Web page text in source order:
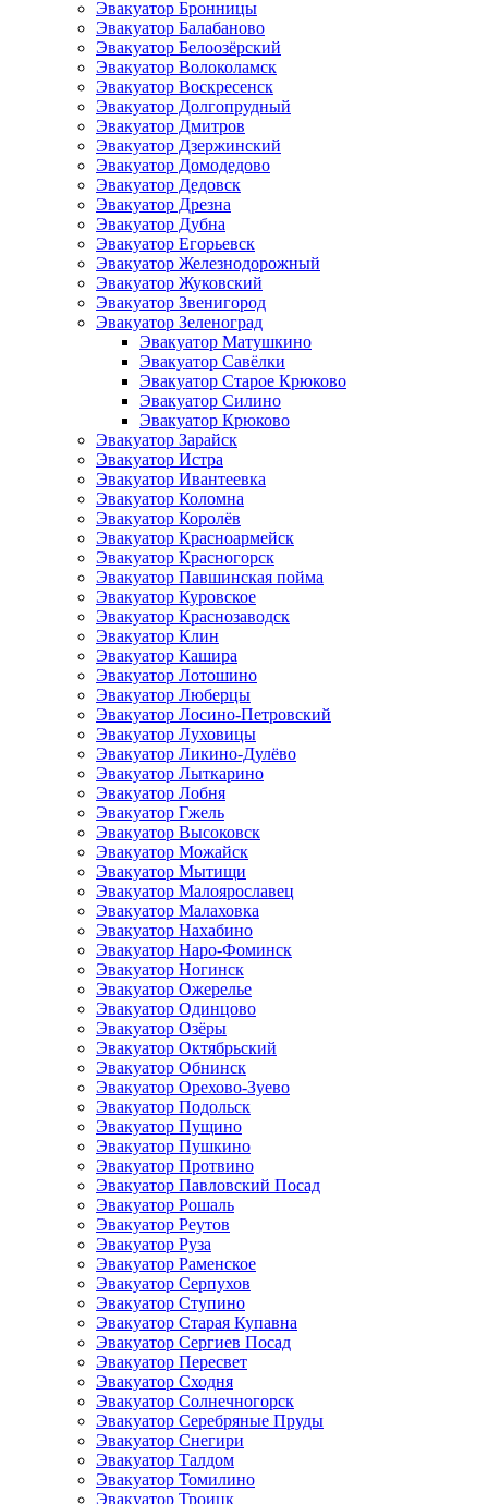
Эвакуатор Бронницы
Эвакуатор Балабаново
Эвакуатор Белоозёрский
Эвакуатор Волоколамск
Эвакуатор Воскресенск
Эвакуатор Долгопрудный
Эвакуатор Дмитров
Эвакуатор Дзержинский
Эвакуатор Домодедово
Эвакуатор Дедовск
Эвакуатор Дрезна
Эвакуатор Дубна
Эвакуатор Егорьевск
Эвакуатор Железнодорожный
Эвакуатор Жуковский
Эвакуатор Звенигород
Эвакуатор Зеленоград
Эвакуатор Матушкино
Эвакуатор Савёлки
Эвакуатор Старое Крюково
Эвакуатор Силино
Эвакуатор Крюково
Эвакуатор Зарайск
Эвакуатор Истра
Эвакуатор Ивантеевка
Эвакуатор Коломна
Эвакуатор Королёв
Эвакуатор Красноармейск
Эвакуатор Красногорск
Эвакуатор Павшинская пойма
Эвакуатор Куровское
Эвакуатор Краснозаводск
Эвакуатор Клин
Эвакуатор Кашира
Эвакуатор Лотошино
Эвакуатор Люберцы
Эвакуатор Лосино-Петровский
Эвакуатор Луховицы
Эвакуатор Ликино-Дулёво
Эвакуатор Лыткарино
Эвакуатор Лобня
Эвакуатор Гжель
Эвакуатор Высоковск
Эвакуатор Можайск
Эвакуатор Мытищи
Эвакуатор Малоярославец
Эвакуатор Малаховка
Эвакуатор Нахабино
Эвакуатор Наро-Фоминск
Эвакуатор Ногинск
Эвакуатор Ожерелье
Эвакуатор Одинцово
Эвакуатор Озёры
Эвакуатор Октябрьский
Эвакуатор Обнинск
Эвакуатор Орехово-Зуево
Эвакуатор Подольск
Эвакуатор Пущино
Эвакуатор Пушкино
Эвакуатор Протвино
Эвакуатор Павловский Посад
Эвакуатор Рошаль
Эвакуатор Реутов
Эвакуатор Руза
Эвакуатор Раменское
Эвакуатор Серпухов
Эвакуатор Ступино
Эвакуатор Старая Купавна
Эвакуатор Сергиев Посад
Эвакуатор Пересвет
Эвакуатор Сходня
Эвакуатор Солнечногорск
Эвакуатор Серебряные Пруды
Эвакуатор Снегири
Эвакуатор Талдом
Эвакуатор Томилино
Эвакуатор Троицк